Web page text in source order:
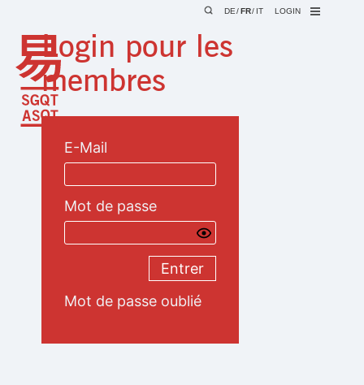
DE FR IT LOGIN
Login pour les
membres
E-Mail
Mot de passe
Mot de passe oublié